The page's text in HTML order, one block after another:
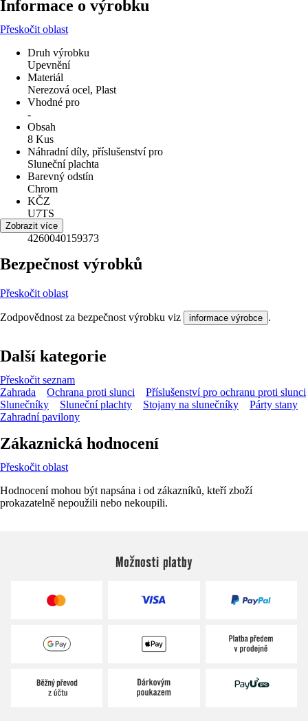
Informace o výrobku
Přeskočit oblast
Druh výrobku
Upevnění
Materiál
Nerezová ocel, Plast
Vhodné pro
-
Obsah
8 Kus
Náhradní díly, příslušenství pro
Sluneční plachta
Barevný odstín
Chrom
KČZ
U7TS
EAN
4260040159373
Zobrazit více
Bezpečnost výrobků
Přeskočit oblast
Zodpovědnost za bezpečnost výrobku viz informace výrobce .
Další kategorie
Přeskočit seznam
Zahrada
Ochrana proti slunci
Příslušenství pro ochranu proti slunci
Slunečníky
Sluneční plachty Stojany na slunečníky
Párty stany
Zahradní pavilony
Zákaznická hodnocení
Přeskočit oblast
Hodnocení mohou být napsána i od zákazníků, kteří zboží
prokazatelně nepoužili nebo nekoupili.
Možnosti platby